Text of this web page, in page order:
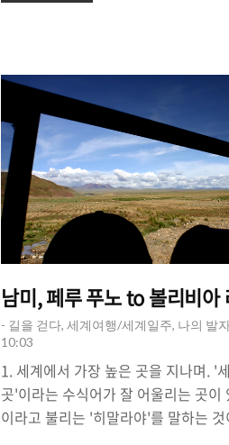
수도 있다는 것을 염두에 두어야 한다
는 다른 상황이 발생하기 마련이다. 만
든 것이 계획대로 딱딱 드러맞는다면,
던 대로 진행된다면 오히려 여행의
른다. 예측하지 못했던 상황에 맞닥..
남미, 페루 푸노 to 볼리비아
- 길을 걷다, 세계여행/세계일주, 나의 발
10:03
1. 세계에서 가장 높은 곳을 지나며. '
곳'이라는 수식어가 잘 어울리는 곳이
이라고 불리는 '히말라야'를 말하는